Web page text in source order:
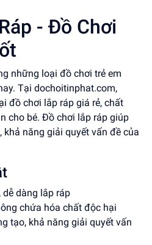
- Đồ Chơi
những loại đồ chơi trẻ em
Tại dochoitinphat.com,
đồ chơi lắp ráp giá rẻ, chất
cho bé. Đồ chơi lắp ráp giúp
năng giải quyết vấn đề của
dàng lắp ráp
chứa hóa chất độc hại
tạo, khả năng giải quyết vấn